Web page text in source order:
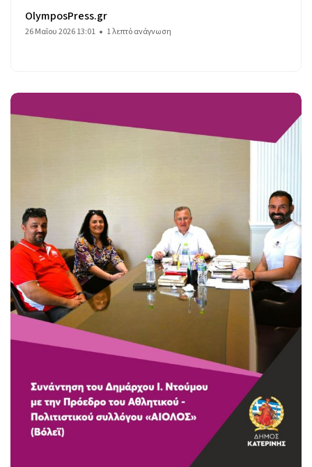
OlymposPress.gr
26 Μαΐου 2026 13:01 1 λεπτό ανάγνωση